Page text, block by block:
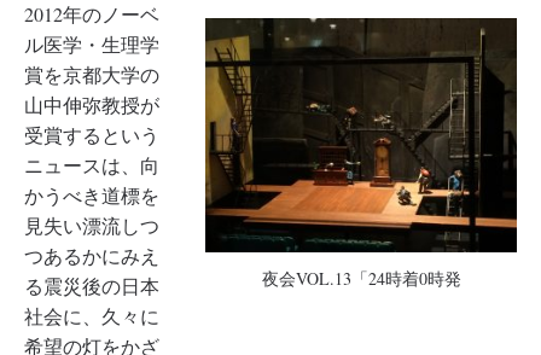
夜会VOL.13「24時着0時発
2012年のノーベ
ル医学・生理学
賞を京都大学の
山中伸弥教授が
受賞するという
ニュースは、向
かうべき道標を
見失い漂流しつ
つあるかにみえ
る震災後の日本
社会に、久々に
希望の灯をかざ